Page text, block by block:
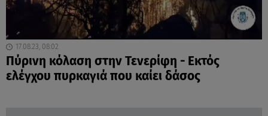
17.08.23, 08:02
Πύρινη κόλαση στην Τενερίφη - Εκτός
ελέγχου πυρκαγιά που καίει δάσος